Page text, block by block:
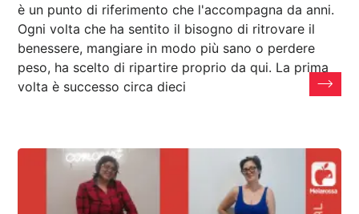
è un punto di riferimento che l'accompagna da anni.
Ogni volta che ha sentito il bisogno di ritrovare il
benessere, mangiare in modo più sano o perdere
peso, ha scelto di ripartire proprio da qui. La prima
volta è successo circa dieci